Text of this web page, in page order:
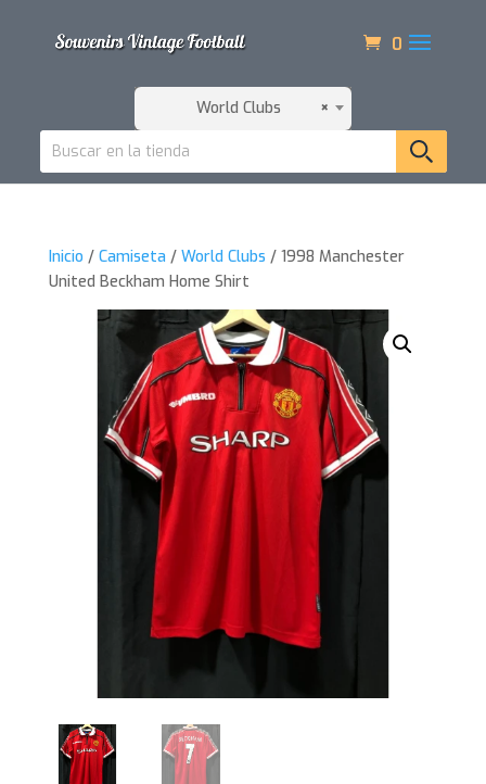
0
×
World Clubs
Inicio / Camiseta / World Clubs / 1998 Manchester
United Beckham Home Shirt